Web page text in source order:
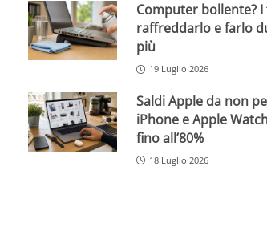
Computer bollente?
raffreddarlo e farlo
più
19 Luglio 2026
Saldi Apple da non
iPhone e Apple
fino all’80%
18 Luglio 2026